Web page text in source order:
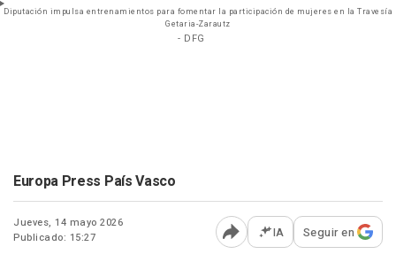
Diputación impulsa entrenamientos para fomentar la participación de mujeres en la Travesía
Getaria-Zarautz
- DFG
Europa Press País Vasco
Jueves, 14 mayo 2026
Publicado: 15:27
Abrir opciones para
IA Seguir en